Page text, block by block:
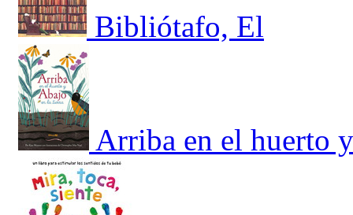
Bibliótafo, El
Arriba en el huerto